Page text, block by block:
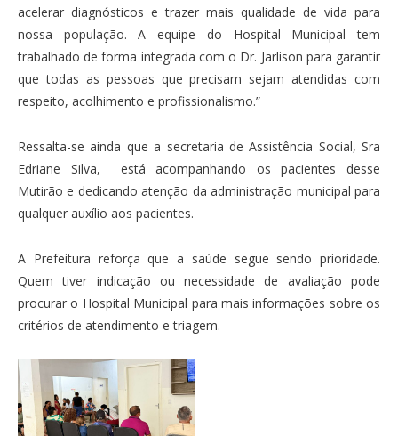
acelerar diagnósticos e trazer mais qualidade de vida para
nossa população. A equipe do Hospital Municipal tem
trabalhado de forma integrada com o Dr. Jarlison para garantir
que todas as pessoas que precisam sejam atendidas com
respeito, acolhimento e profissionalismo.”
Ressalta-se ainda que a secretaria de Assistência Social, Sra
Edriane Silva, está acompanhando os pacientes desse
Mutirão e dedicando atenção da administração municipal para
qualquer auxílio aos pacientes.
A Prefeitura reforça que a saúde segue sendo prioridade.
Quem tiver indicação ou necessidade de avaliação pode
procurar o Hospital Municipal para mais informações sobre os
critérios de atendimento e triagem.